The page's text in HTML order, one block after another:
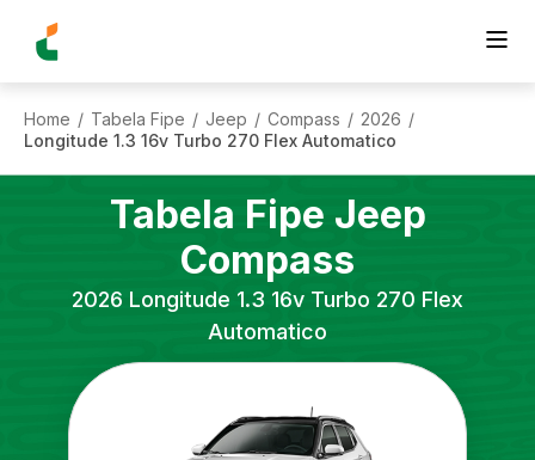
Home / Tabela Fipe / Jeep / Compass / 2026 /
Longitude 1.3 16v Turbo 270 Flex Automatico
Tabela Fipe Jeep
Compass
2026 Longitude 1.3 16v Turbo 270 Flex
Automatico